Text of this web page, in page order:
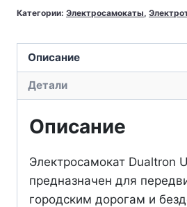
Dualtron
для
городской
эксплуатации
Южная
Корея
Категории: Электросамокаты,
Описание
Детали
Описание
Электросамокат Dualtron
предназначен для
городским дорогам и